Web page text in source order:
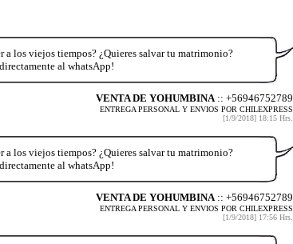
los viejos tiempos? ¿Quieres salvar tu matrimonio?
al whatsApp!
VENTA DE YOHUMBINA:: +56946752789
ENTREGA PERSONAL Y ENVIOS POR CHILEXPRESS
[1/9/2018] 18:15 Hrs.
los viejos tiempos? ¿Quieres salvar tu matrimonio?
al whatsApp!
VENTA DE YOHUMBINA:: +56946752789
ENTREGA PERSONAL Y ENVIOS POR CHILEXPRESS
[1/9/2018] 17:56 Hrs.